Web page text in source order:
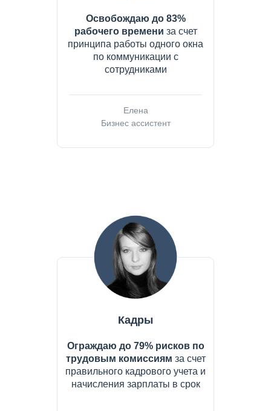
Освобождаю до 83%
рабочего времени за счет
принципа работы одного окна
по коммуникации с
сотрудниками
Елена
Бизнес ассистент
Ограждаю до 79% рисков по
трудовым комиссиям за счет
правильного кадрового учета и
начисления зарплаты в срок
Кадры